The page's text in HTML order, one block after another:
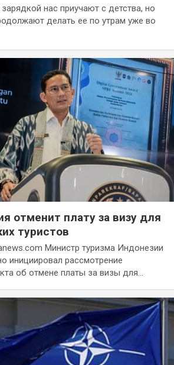
нас приучают с детства, но
делать ее по утрам уже во
отменит плату за визу для
туристов
Министр туризма Индонезии
инициировал рассмотрение
об отмене платы за визы для…